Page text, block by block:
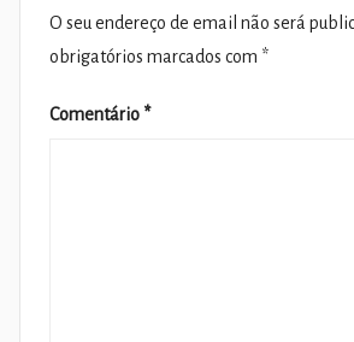
O seu endereço de email não será
obrigatórios marcados com *
Comentário *